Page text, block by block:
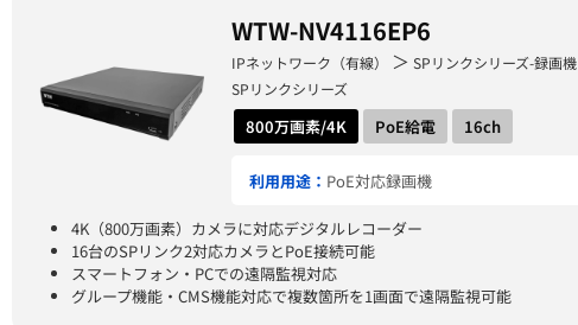
WTW-NV4116EP6
IPネットワーク（有線） ＞ SPリンクシリーズ-録画機
SPリンクシリーズ
800万画素/4K PoE給電 16ch
利用用途： PoE対応録画機
4K（800万画素）カメラに対応デジタルレコーダー
16台のSPリンク2対応カメラとPoE接続可能
スマートフォン・PCでの遠隔監視対応
グループ機能・CMS機能対応で複数箇所を1画面で遠隔監視可能